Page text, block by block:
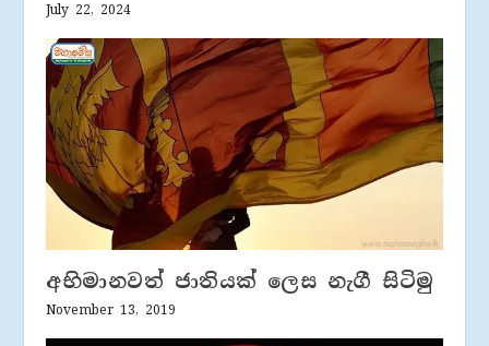
July 22, 2024
අභිමානවත් ජාතියක් ලෙස නැගී සිටිමු
November 13, 2019